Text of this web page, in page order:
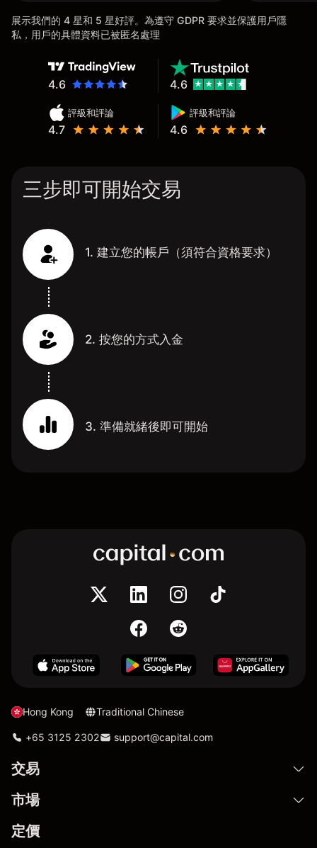
展示我們的 4 星和 5 星好評。為遵守 GDPR 要求並保護用戶隱
私，用戶的具體資料已被匿名處理
4.6
評級和評論
4.7
評級和評論
4.6
4.6
三步即可開始交易
1. 建立您的帳戶（須符合資格要求）
2. 按您的方式入金
3. 準備就緒後即可開始
Hong Kong Traditional Chinese
+65 3125 2302 support@capital.com
交易
市場
定價